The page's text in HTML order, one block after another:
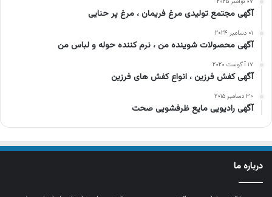
آگهی مجتمع تولیدی مرغ فریمان ، مرغ پر حنایی
۰۱ دسامبر ۲۰۲۴
آگهی محصولات شوینده من ، نرم کننده حوله و لباس من
۱۷ آگوست ۲۰۲۰
آگهی کفش فرزین ، انواع کفش های فرزین
۳۰ دسامبر ۲۰۱۵
آگهی رادیویی مایع ظرفشویی صحت
درباره ما